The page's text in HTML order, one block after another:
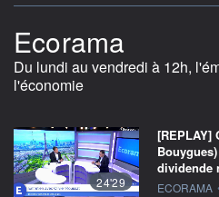
Ecorama
Du lundi au vendredi à 12h,
l'économie
24'29
[REPLAY]
dividende
information
ECORAMA